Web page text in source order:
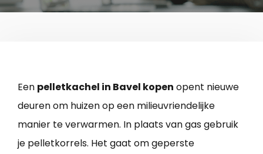
Een pelletkachel in Bavel kopen opent nieuwe
deuren om huizen op een milieuvriendelijke
manier te verwarmen. In plaats van gas gebruik
je pelletkorrels. Het gaat om geperste